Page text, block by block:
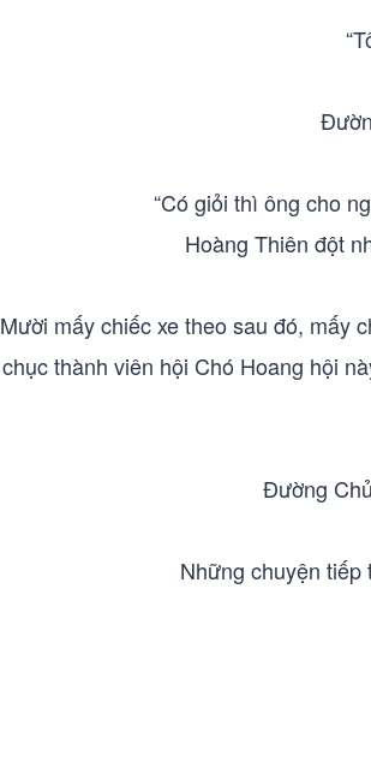
“Có giỏi thì ông cho
Hoàng Thiên đột
Mười mấy chiếc xe theo sau đó, mấy
chục thành viên hội Chó Hoang hội
Đường
Những chuyện